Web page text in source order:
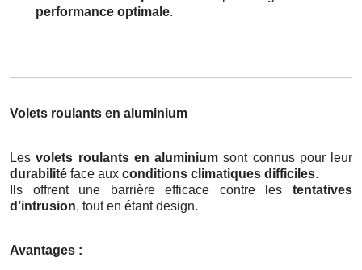
performance optimale.
Volets roulants en aluminium
Lesvolets roulants en aluminium sont connus pour leur
durabilité face aux conditions climatiques difficiles.
Ils offrent une barrière efficace contre les tentatives
d’intrusion, tout en étant design.
Avantages :